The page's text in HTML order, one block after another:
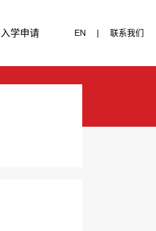
入学申请 EN | 联系我们